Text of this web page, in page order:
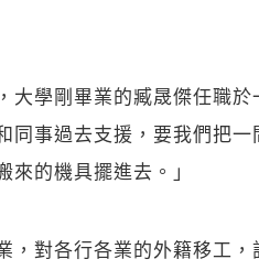
大學剛畢業的臧晟傑任職
同事過去支援，要我們把
的機具擺進去。」
，對各行各業的外籍移工